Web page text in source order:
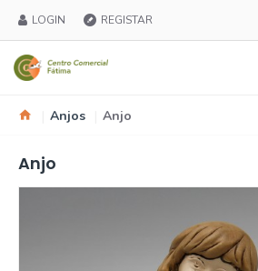
LOGIN REGISTAR
Anjos Anjo
Anjo